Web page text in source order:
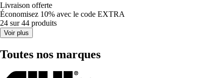
Livraison offerte
Économisez 10% avec le code EXTRA
24 sur 44 produits
Voir plus
Toutes nos marques